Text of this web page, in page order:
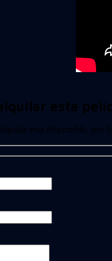
esta
está disponible, por